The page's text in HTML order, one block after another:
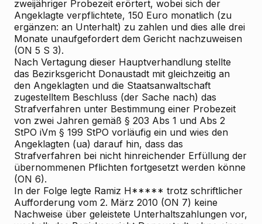
zweijähriger Probezeit erörtert, wobei sich der
Angeklagte verpflichtete, 150 Euro monatlich (zu
ergänzen: an Unterhalt) zu zahlen und dies alle drei
Monate unaufgefordert dem Gericht nachzuweisen
(ON 5 S 3).
Nach Vertagung dieser Hauptverhandlung stellte
das Bezirksgericht Donaustadt mit gleichzeitig an
den Angeklagten und die Staatsanwaltschaft
zugestelltem Beschluss (der Sache nach) das
Strafverfahren unter Bestimmung einer Probezeit
von zwei Jahren gemäß § 203 Abs 1 und Abs 2
StPO iVm § 199 StPO vorläufig ein und wies den
Angeklagten (ua) darauf hin, dass das
Strafverfahren bei nicht hinreichender Erfüllung der
übernommenen Pflichten fortgesetzt werden könne
(ON 6).
In der Folge legte Ramiz H***** trotz schriftlicher
Aufforderung vom 2. März 2010 (ON 7) keine
Nachweise über geleistete Unterhaltszahlungen vor,